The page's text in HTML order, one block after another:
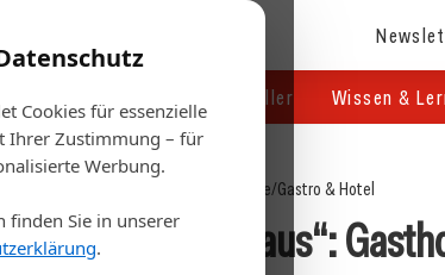
Cookies für essenzielle
Ihrer Zustimmung – für
Werbung.
Sie in unserer
.
Handel & Hersteller Wissen &
Startseite/Gastro & Hotel
„Mein Wirtshaus“: